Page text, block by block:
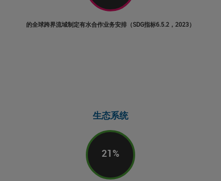
的全球跨界流域制定有水合作业务安排（SDG指标6.5.2，2023）
生态系统
21%